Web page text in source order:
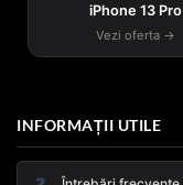
iPhone 13 Pro
Vezi oferta →
INFORMAȚII UTILE